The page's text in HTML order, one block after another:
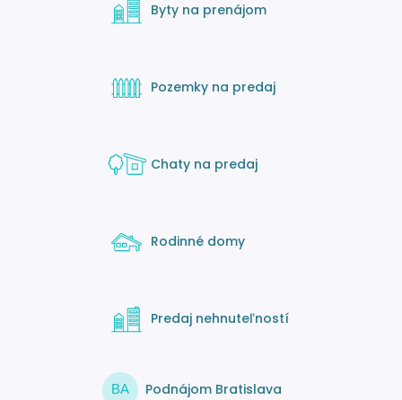
Byty na prenájom
Pozemky na predaj
Chaty na predaj
Rodinné domy
Predaj nehnuteľností
BA Podnájom Bratislava